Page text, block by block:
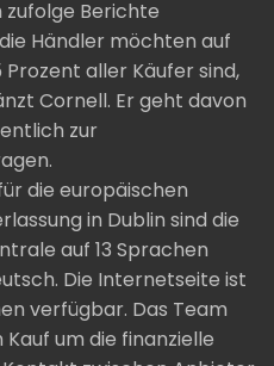
Berichte
Händler möchten auf
aller Käufer sind,
Cornell. Er geht davon
zur
die europäischen
in Dublin sind die
auf 13 Sprachen
Die Internetseite ist
verfügbar. Das Team
um die finanzielle